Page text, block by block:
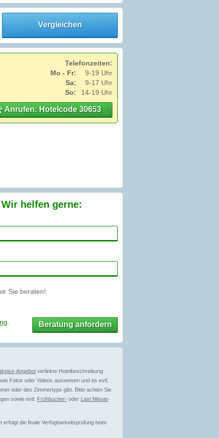
Vergleichen
Telefonzeiten:
Mo - Fr:
9-19 Uhr
Sa:
9-17 Uhr
So:
14-19 Uhr
Anrufen: Hotelcode 30653
helfen gerne:
Sie beraten!
Beratung anfordern
Angebot verlinkte Hotelbeschreibung
Fotos oder Videos ausweisen und es evtl.
oder des Zimmertyps gibt. Bitte achten Sie
sowie evtl. Frühbucher- oder Last Minute-
die finale Verfügbarkeitsprüfung beim